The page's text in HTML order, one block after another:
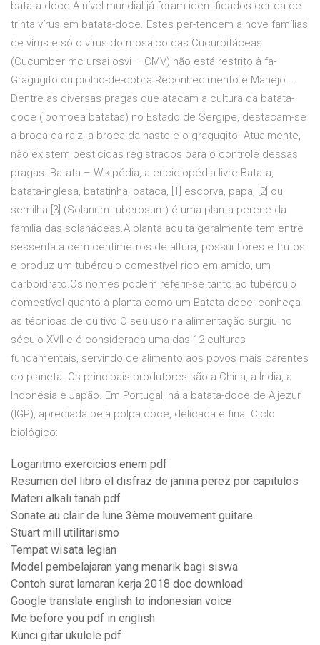
batata-doce A nível mundial já foram identificados cer-ca de
trinta vírus em batata-doce. Estes per-tencem a nove famílias
de vírus e só o vírus do mosaico das Cucurbitáceas
(Cucumber mc ursai osvi – CMV) não está restrito à fa-
Gragugito ou piolho-de-cobra Reconhecimento e Manejo ...
Dentre as diversas pragas que atacam a cultura da batata-
doce (Ipomoea batatas) no Estado de Sergipe, destacam-se
a broca-da-raiz, a broca-da-haste e o gragugito. Atualmente,
não existem pesticidas registrados para o controle dessas
pragas. Batata – Wikipédia, a enciclopédia livre Batata,
batata-inglesa, batatinha, pataca, [1] escorva, papa, [2] ou
semilha [3] (Solanum tuberosum) é uma planta perene da
família das solanáceas.A planta adulta geralmente tem entre
sessenta a cem centímetros de altura, possui flores e frutos
e produz um tubérculo comestível rico em amido, um
carboidrato.Os nomes podem referir-se tanto ao tubérculo
comestível quanto à planta como um Batata-doce: conheça
as técnicas de cultivo O seu uso na alimentação surgiu no
século XVII e é considerada uma das 12 culturas
fundamentais, servindo de alimento aos povos mais carentes
do planeta. Os principais produtores são a China, a Índia, a
Indonésia e Japão. Em Portugal, há a batata-doce de Aljezur
(IGP), apreciada pela polpa doce, delicada e fina. Ciclo
biológico:
Logaritmo exercicios enem pdf
Resumen del libro el disfraz de janina perez por capitulos
Materi alkali tanah pdf
Sonate au clair de lune 3ème mouvement guitare
Stuart mill utilitarismo
Tempat wisata legian
Model pembelajaran yang menarik bagi siswa
Contoh surat lamaran kerja 2018 doc download
Google translate english to indonesian voice
Me before you pdf in english
Kunci gitar ukulele pdf